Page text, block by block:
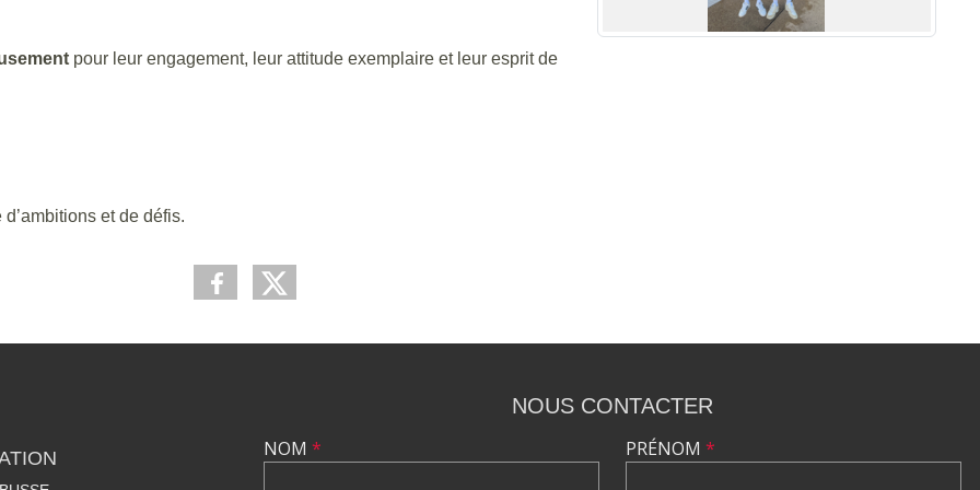
pour leur engagement, leur attitude exemplaire et leur esprit de
et de défis.
NOUS CONTACTER
NOM * PRÉNOM *